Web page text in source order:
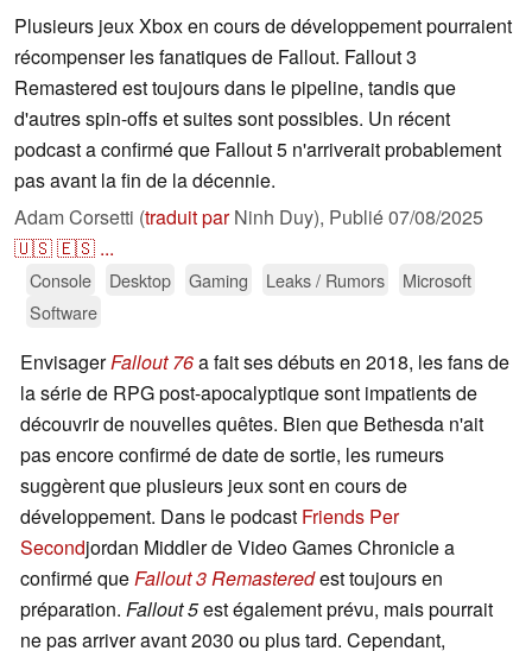
Plusieurs jeux Xbox en cours de développement pourraient
récompenser les fanatiques de Fallout. Fallout 3
Remastered est toujours dans le pipeline, tandis que
d'autres spin-offs et suites sont possibles. Un récent
podcast a confirmé que Fallout 5 n'arriverait probablement
pas avant la fin de la décennie.
Adam Corsetti (traduit parNinh Duy), Publié07/08/2025
🇺🇸🇪🇸 ...
Console Desktop Gaming Leaks / Rumors
Microsoft
Software
EnvisagerFallout 76a fait ses débuts en 2018, les fans de
la série de RPG post-apocalyptique sont impatients de
découvrir de nouvelles quêtes. Bien que Bethesda n'ait
pas encore confirmé de date de sortie, les rumeurs
suggèrent que plusieurs jeux sont en cours de
développement. Dans le podcast Friends Per
Secondjordan Middler de Video Games Chronicle a
confirmé queFallout 3 Remasteredest toujours en
préparation. Fallout 5est également prévu, mais pourrait
ne pas arriver avant 2030 ou plus tard. Cependant,